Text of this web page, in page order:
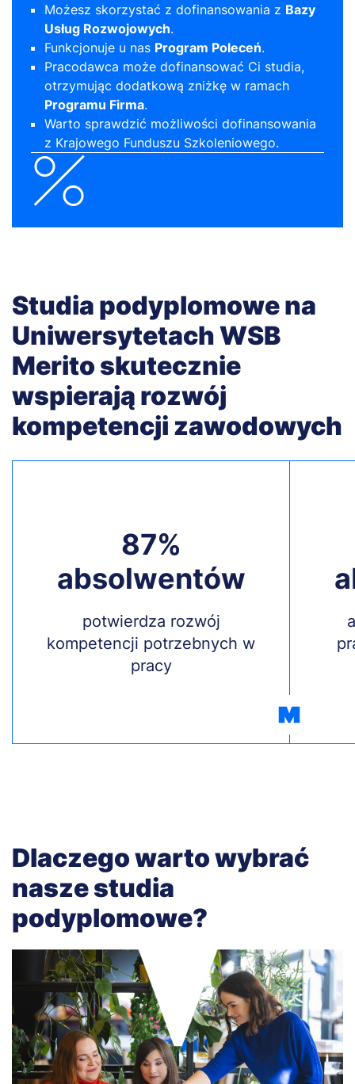
Możesz skorzystać z dofinansowania z Bazy
Usług Rozwojowych.
Funkcjonuje u nas Program Poleceń.
Pracodawca może dofinansować Ci studia,
otrzymując dodatkową zniżkę w ramach
Programu Firma.
Warto sprawdzić możliwości dofinansowania
z Krajowego Funduszu Szkoleniowego.
Studia podyplomowe na
Uniwersytetach WSB
Merito skutecznie
wspierają rozwój
kompetencji zawodowych
87%
absolwentów
potwierdza rozwój
kompetencji potrzebnych w
pracy
Dlaczego warto wybrać
nasze studia
podyplomowe?